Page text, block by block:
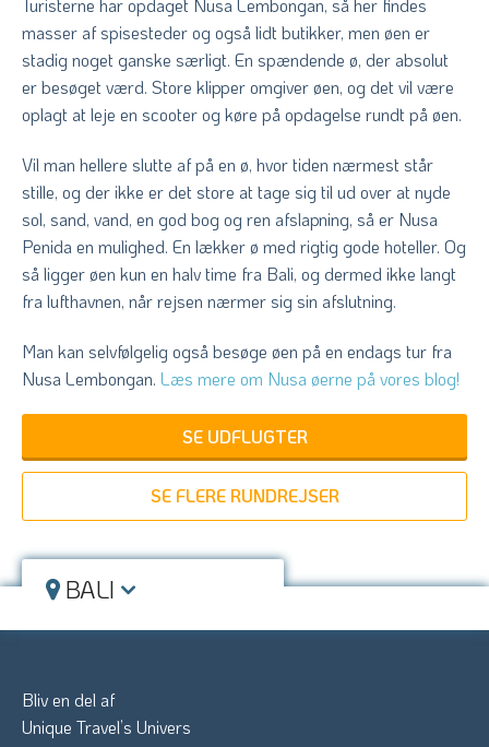
Turisterne har opdaget Nusa Lembongan, så her findes
masser af spisesteder og også lidt butikker, men øen er
stadig noget ganske særligt. En spændende ø, der absolut
er besøget værd. Store klipper omgiver øen, og det vil være
oplagt at leje en scooter og køre på opdagelse rundt på øen.
Vil man hellere slutte af på en ø, hvor tiden nærmest står
stille, og der ikke er det store at tage sig til ud over at nyde
sol, sand, vand, en god bog og ren afslapning, så er Nusa
Penida en mulighed. En lækker ø med rigtig gode hoteller. Og
så ligger øen kun en halv time fra Bali, og dermed ikke langt
fra lufthavnen, når rejsen nærmer sig sin afslutning.
Man kan selvfølgelig også besøge øen på en endags tur fra
Nusa Lembongan. Læs mere om Nusa øerne på vores blog!
SE UDFLUGTER
SE FLERE RUNDREJSER
BALI
Bliv en del af
Unique Travel’s Univers